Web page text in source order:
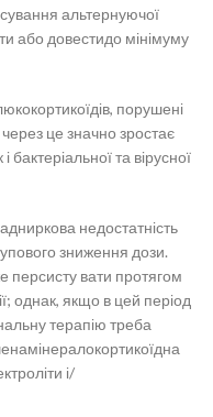
альтернуючої
або довестидо мінімуму
порушені
це значно зростає
бактеріальної та вірусної
недостатність
зниження дози.
персисту вати протягом
однак, якщо в цей період
терапію треба
і/